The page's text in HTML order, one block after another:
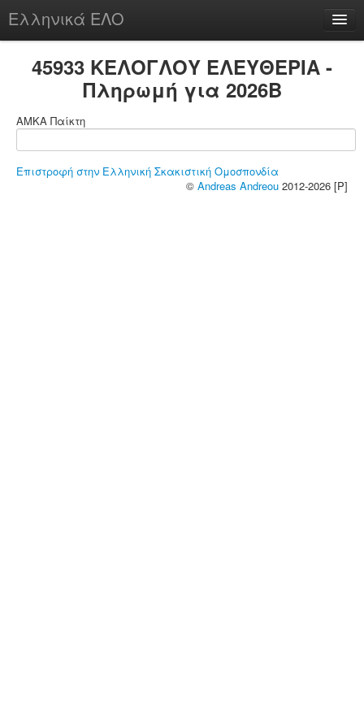
Ελληνικά ΕΛΟ
chesstu.be @ discord
45933 ΚΕΛΟΓΛΟΥ ΕΛΕΥΘΕΡΙΑ -
Πληρωμή για 2026B
ΑΜΚΑ Παίκτη
Επιστροφή στην Ελληνική Σκακιστική Ομοσπονδία
© Andreas Andreou 2012-2026 [P]